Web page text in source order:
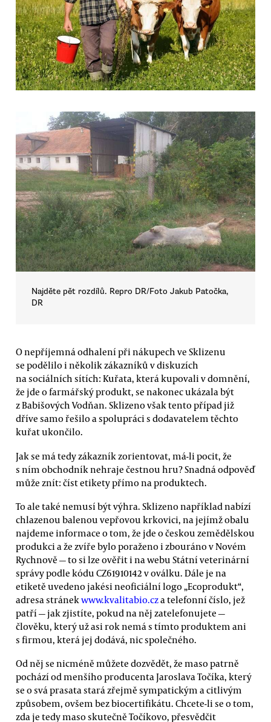
Najděte pět rozdílů. Repro DR/Foto Jakub Patočka,
DR
O nepříjemná odhalení při nákupech ve Sklizenu
se podělilo i několik zákazníků v diskuzích
na sociálních sítích: Kuřata, která kupovali v domnění,
že jde o farmářský produkt, se nakonec ukázala být
z Babišových Vodňan. Sklizeno však tento případ již
dříve samo řešilo a spolupráci s dodavatelem těchto
kuřat ukončilo.
Jak se má tedy zákazník zorientovat, má-li pocit, že
s ním obchodník nehraje čestnou hru? Snadná odpověď
může znít: číst etikety přímo na produktech.
To ale také nemusí být výhra. Sklizeno například nabízí
chlazenou balenou vepřovou krkovici, na jejímž obalu
najdeme informace o tom, že jde o českou zemědělskou
produkci a že zvíře bylo poraženo i zbouráno v Novém
Rychnově — to si lze ověřit i na webu Státní veterinární
správy podle kódu CZ61910142 v oválku. Dále je na
etiketě uvedeno jakési neoficiální logo „Ecoprodukt“,
adresa stránekwww.kvalitabio.cza telefonní číslo, jež
patří — jak zjistíte, pokud na něj zatelefonujete —
člověku, který už asi rok nemá s tímto produktem ani
s firmou, která jej dodává, nic společného.
Od něj se nicméně můžete dozvědět, že maso patrně
pochází od menšího producenta Jaroslava Točíka, který
se o svá prasata stará zřejmě sympatickým a citlivým
způsobem, ovšem bez biocertifikátu. Chcete-li se o tom,
zda je tedy maso skutečně Točíkovo, přesvědčit